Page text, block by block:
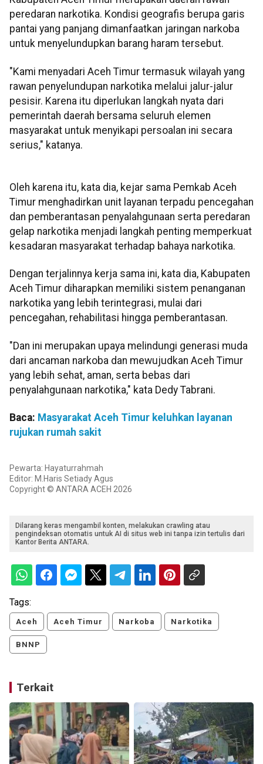
peredaran narkotika. Kondisi geografis berupa garis
pantai yang panjang dimanfaatkan jaringan narkoba
untuk menyelundupkan barang haram tersebut.
"Kami menyadari Aceh Timur termasuk wilayah yang
rawan penyelundupan narkotika melalui jalur-jalur
pesisir. Karena itu diperlukan langkah nyata dari
pemerintah daerah bersama seluruh elemen
masyarakat untuk menyikapi persoalan ini secara
serius," katanya.
Oleh karena itu, kata dia, kejar sama Pemkab Aceh
Timur menghadirkan unit layanan terpadu pencegahan
dan pemberantasan penyalahgunaan serta peredaran
gelap narkotika menjadi langkah penting memperkuat
kesadaran masyarakat terhadap bahaya narkotika.
Dengan terjalinnya kerja sama ini, kata dia, Kabupaten
Aceh Timur diharapkan memiliki sistem penanganan
narkotika yang lebih terintegrasi, mulai dari
pencegahan, rehabilitasi hingga pemberantasan.
"Dan ini merupakan upaya melindungi generasi muda
dari ancaman narkoba dan mewujudkan Aceh Timur
yang lebih sehat, aman, serta bebas dari
penyalahgunaan narkotika," kata Dedy Tabrani.
Baca: Masyarakat Aceh Timur keluhkan layanan
rujukan rumah sakit
Pewarta: Hayaturrahmah
Editor: M.Haris Setiady Agus
Copyright © ANTARA ACEH 2026
Dilarang keras mengambil konten, melakukan crawling atau
pengindeksan otomatis untuk AI di situs web ini tanpa izin tertulis dari
Kantor Berita ANTARA.
Tags:
Aceh Aceh Timur Narkoba Narkotika
BNNP
Terkait